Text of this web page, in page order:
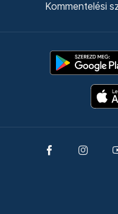
Kommentelési